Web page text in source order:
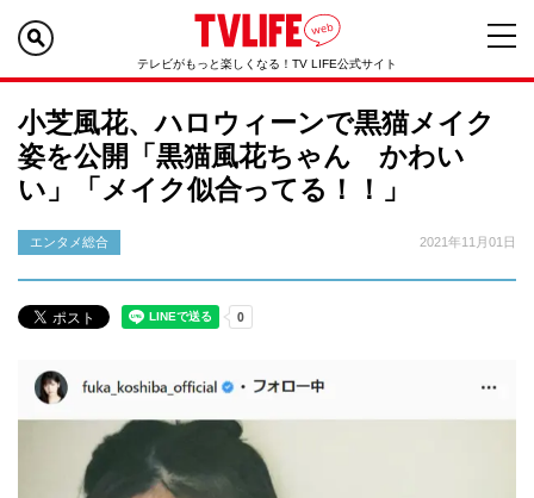
テレビがもっと楽しくなる！TV LIFE公式サイト
小芝風花、ハロウィーンで黒猫メイク
姿を公開「黒猫風花ちゃん かわい
い」「メイク似合ってる！！」
エンタメ総合 2021年11月01日